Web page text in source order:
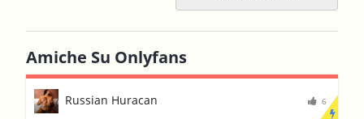
Amiche Su Onlyfans
Russian Huracan 6